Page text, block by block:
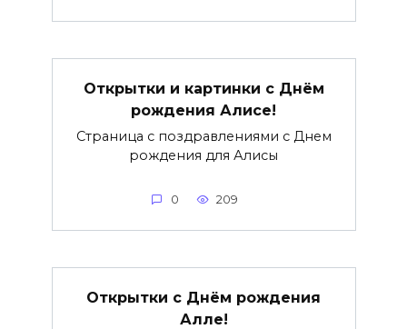
Открытки и картинки с Днём
рождения Алисе!
Страница с поздравлениями с Днем
рождения для Алисы
0 209
Открытки с Днём рождения
Алле!